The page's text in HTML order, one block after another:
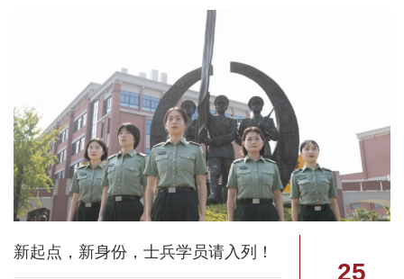
们以实际行动播撒爱国精神的种子，为新生
上好“开学第一课”打下坚实基础。
新起点，新身份，士兵学员请入列！
25